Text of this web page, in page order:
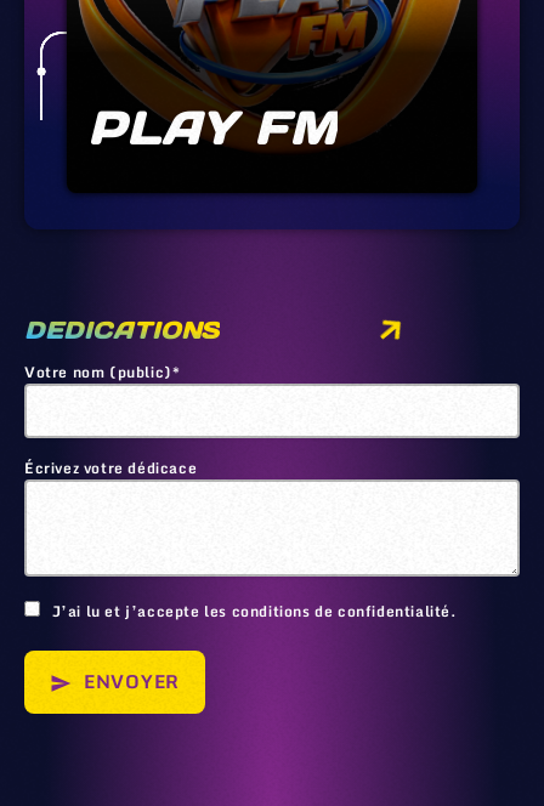
PLAY FM
DEDICATIONS
Votre nom (public)*
Écrivez votre dédicace
J’ai lu et j’accepte les conditions de confidentialité.
send ENVOYER